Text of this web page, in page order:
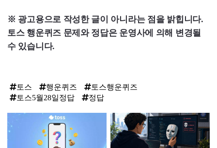
※ 광고용으로 작성한 글이 아니라는 점을 밝힙니다.
토스 행운퀴즈 문제와 정답은 운영사에 의해 변경될
수 있습니다.
토스 행운퀴즈
토스행운퀴즈
토스5월28일정답
정답
라
인